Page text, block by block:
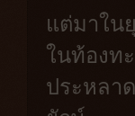
แต่มาใน
ในท้องท
ประหลา